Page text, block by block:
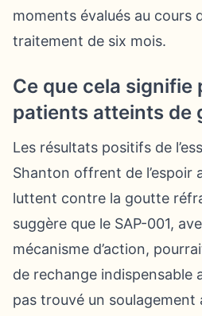
moments évalués au cours
traitement de six mois.
Ce que cela signifie
patients atteints de
Les résultats positifs de
Shanton offrent de l’espoir
luttent contre la goutte
suggère que le SAP-001,
mécanisme d’action,
de rechange indispensable
pas trouvé un soulagement